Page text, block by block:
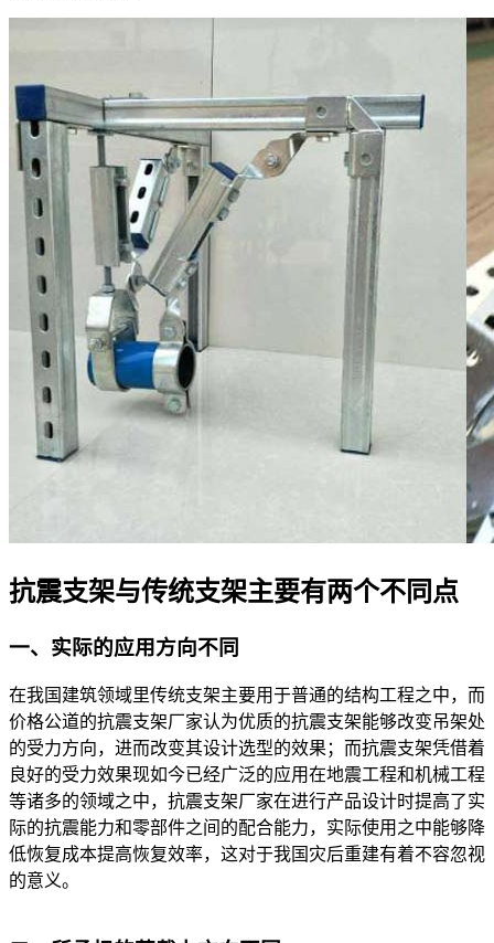
抗震支架与传统支架主要有两个不同点
一、实际的应用方向不同
在我国建筑领域里传统支架主要用于普通的结构工程之中，而
价格公道的抗震支架厂家认为优质的抗震支架能够改变吊架处
的受力方向，进而改变其设计选型的效果；而抗震支架凭借着
良好的受力效果现如今已经广泛的应用在地震工程和机械工程
等诸多的领域之中，抗震支架厂家在进行产品设计时提高了实
际的抗震能力和零部件之间的配合能力，实际使用之中能够降
低恢复成本提高恢复效率，这对于我国灾后重建有着不容忽视
的意义。